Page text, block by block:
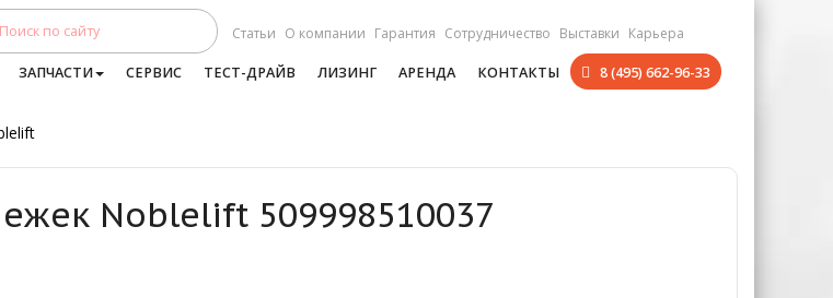
Статьи О компании Гарантия Сотрудничество Выставки Карьера
ЗАПЧАСТИ СЕРВИС ТЕСТ-ДРАЙВ ЛИЗИНГ АРЕНДА КОНТАКТЫ 8 (495) 662-96-33
Noblelift 509998510037